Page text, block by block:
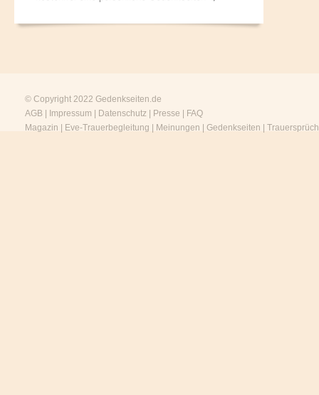
© Copyright 2022 Gedenkseiten.de
AGB
Impressum Datenschutz Presse
FAQ
Magazin
Eve-Trauerbegleitung Meinungen Gedenkseiten